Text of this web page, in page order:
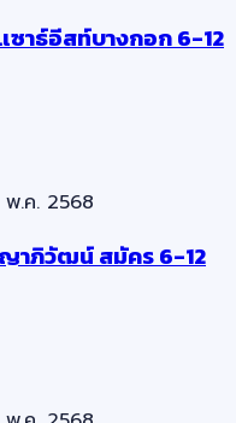
ซาธ์อีสท์บางกอก 6-12
พ.ค. 2568
าภิวัฒน์ สมัคร 6-12